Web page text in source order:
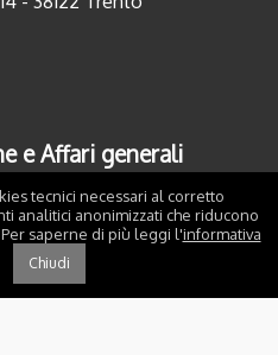
e Affari generali
tecnici necessari al corretto
analitici anonimizzati che riducono
saperne di più leggi l'informativa
Chiudi